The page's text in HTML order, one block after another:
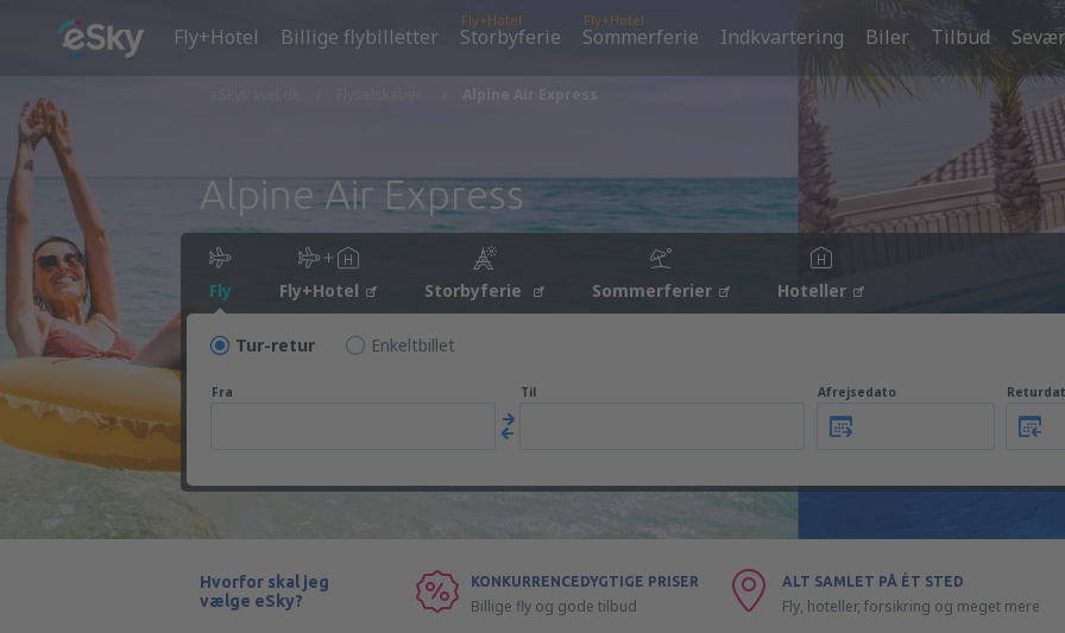
Fly+Hotel Billige flybilletter
Fly+Hotel
Storbyferie
Fly+Hotel
Sommerferie Indkvartering Biler Tilbud
Alpine Air Express
Fly Fly+Hotel Storbyferie Sommerferier Hoteller
Tur-retur Enkeltbillet
Fra Til Afrejsedato
Hvorfor skal jeg
vælge eSky?
KONKURRENCEDYGTIGE PRISER
Billige fly og gode tilbud
ALT SAMLET PÅ ÉT STED
Fly, hoteller, forsikring og meget mere